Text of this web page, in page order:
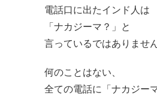
電話口に出たインド人は
「ナカジーマ？」と
言っているではありません
何のことはない、
全ての電話に「ナカジー